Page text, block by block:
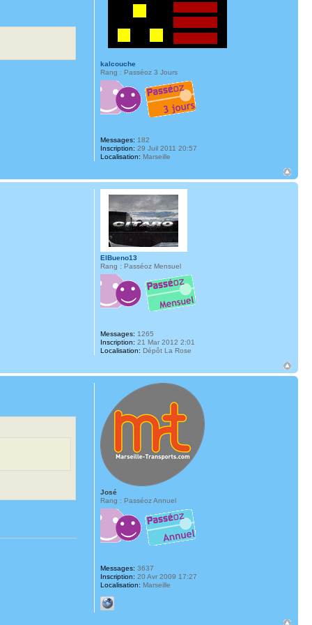
kalcouche
Rang : Passéoz 3 Jours
Messages: 182
Inscription: 29 Juil 2011 20:57
Localisation: Marseille
ElBueno13
Rang : Passéoz Mensuel
Messages: 1265
Inscription: 21 Mar 2012 2:01
Localisation: Dépôt La Rose
José
Rang : Passéoz Annuel
Messages: 3637
Inscription: 20 Avr 2009 17:27
Localisation: Marseille